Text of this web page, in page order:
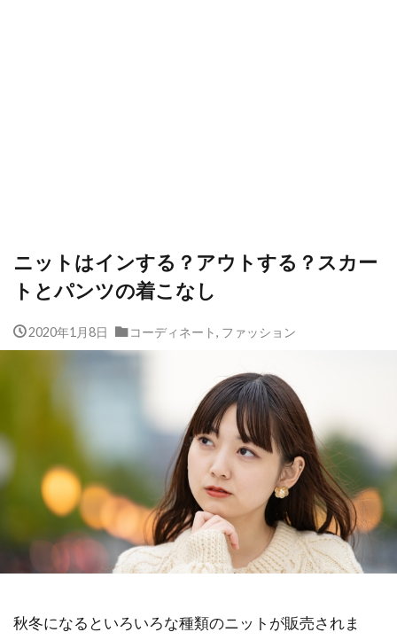
ニットはインする？アウトする？スカー
トとパンツの着こなし
2020年1月8日 コーディネート, ファッション
秋冬になるといろいろな種類のニットが販売されま